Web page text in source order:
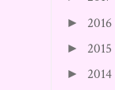
► 2016
► 2015
► 2014